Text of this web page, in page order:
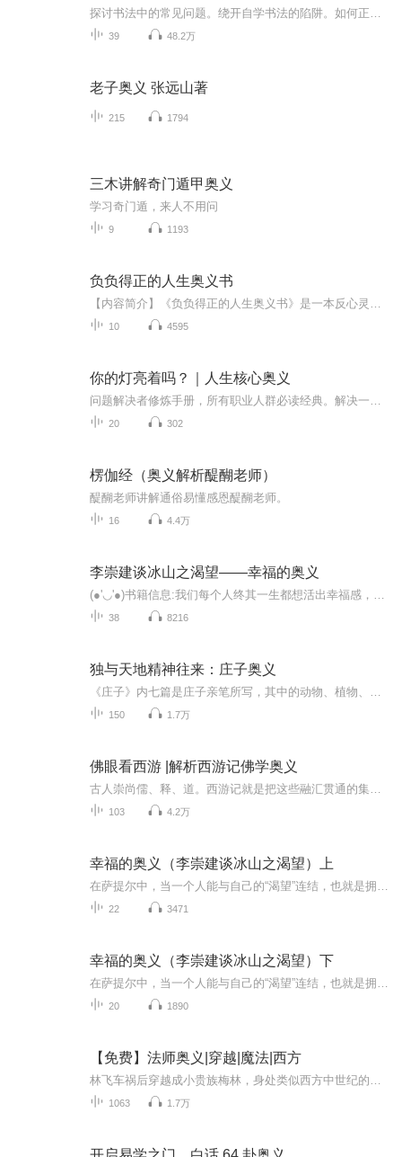
39 48.2万
老子奥义 张远山著
215 1794
三木讲解奇门遁甲奥义
学习奇门遁，来人不用问
9 1193
负负得正的人生奥义书
10 4595
你的灯亮着吗？｜人生核心奥义
20 302
楞伽经（奥义解析醍醐老师）
醍醐老师讲解通俗易懂感恩醍醐老师。
16 4.4万
李崇建谈冰山之渴望——幸福的奥义
38 8216
独与天地精神往来：庄子奥义
150 1.7万
佛眼看西游 |解析西游记佛学奥义
103 4.2万
幸福的奥义（李崇建谈冰山之渴望）上
22 3471
幸福的奥义（李崇建谈冰山之渴望）下
20 1890
【免费】法师奥义|穿越|魔法|西方
1063 1.7万